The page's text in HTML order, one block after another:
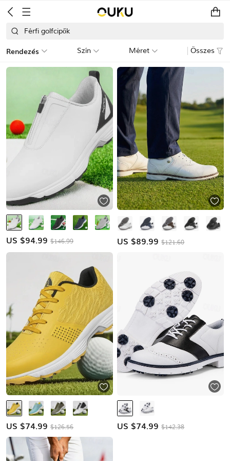
Férfi golfcipők
Rendezés Szín Méret Összes
US $94.99 $146.99 US $89.99 $121.60
US $74.99 $126.56 US $74.99 $142.38